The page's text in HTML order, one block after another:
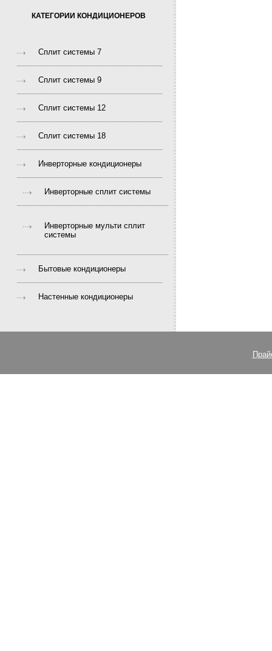
КАТЕГОРИИ КОНДИЦИОНЕРОВ
Сплит системы 7
Сплит системы 9
Сплит системы 12
Сплит системы 18
Инверторные кондиционеры
Инверторные сплит системы
Инверторные мульти сплит
системы
Бытовые кондиционеры
Настенные кондиционеры